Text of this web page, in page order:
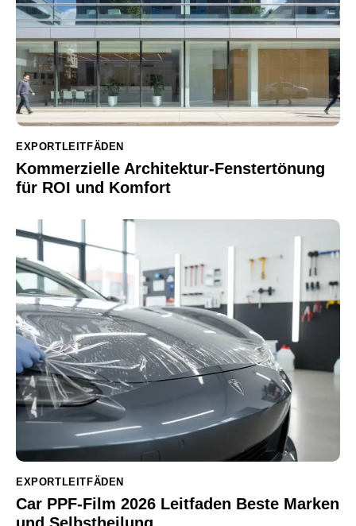
EXPORTLEITFÄDEN
Kommerzielle Architektur-Fenstertönung
für ROI und Komfort
EXPORTLEITFÄDEN
Car PPF-Film 2026 Leitfaden Beste Marken